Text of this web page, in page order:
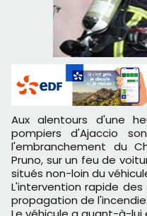
Aux alentours d'une heure du matin, les sapeurs-
pompiers d'Ajaccio
l'embranchement du
Pruno, sur un feu de
situés non-loin du
L'intervention rapide
propagation de l'incendie.